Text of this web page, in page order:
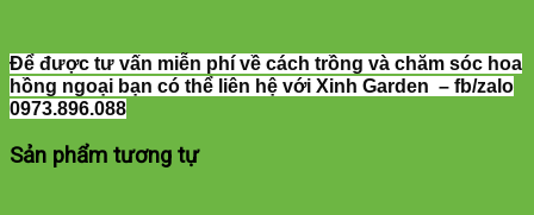
Để được tư vấn miễn phí về cách trồng và chăm sóc hoa
hồng ngoại bạn có thể liên hệ với Xinh Garden – fb/zalo
0973.896.088
Sản phẩm tương tự